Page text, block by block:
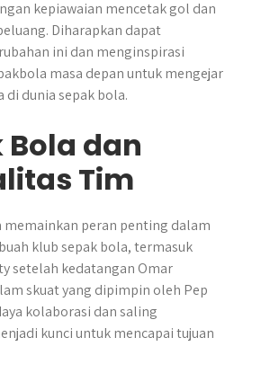
kepiawaian mencetak gol dan
Diharapkan dapat
ini dan menginspirasi
masa depan untuk mengejar
di dunia sepak bola.
Bola dan
Tim
peran penting dalam
klub sepak bola, termasuk
setelah kedatangan Omar
skuat yang dipimpin oleh Pep
kolaborasi dan saling
kunci untuk mencapai tujuan